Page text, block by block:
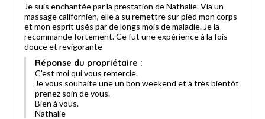
Je suis enchantée par la prestation de Nathalie. Via un
massage californien, elle a su remettre sur pied mon corps
et mon esprit usés par de longs mois de maladie. Je la
recommande fortement. Ce fut une expérience à la fois
douce et revigorante
Réponse du propriétaire :
C'est moi qui vous remercie.
Je vous souhaite une un bon weekend et à très bientôt
prenez soin de vous.
Bien à vous.
Nathalie